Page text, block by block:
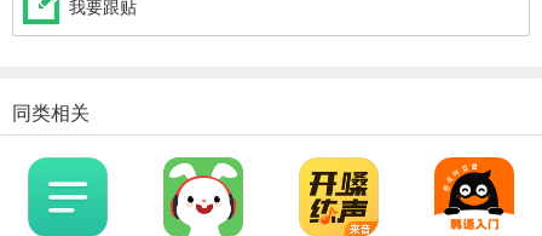
我要跟贴
同类相关